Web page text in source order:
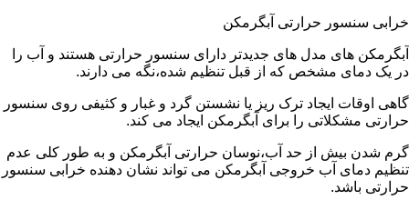
خرابی سنسور حرارتی آبگرمکن
آبگرمکن های مدل های جدیدتر دارای سنسور حرارتی هستند و آب را
در یک دمای مشخص که از قبل تنظیم شده،نگه می دارند.
گاهی اوقات ایجاد ترک ریز یا نشستن گرد و غبار و کثیفی روی سنسور
حرارتی مشکلاتی را برای آبگرمکن ایجاد می کند.
گرم شدن بیش از حد آب،نوسان حرارتی آبگرمکن و به طور کلی عدم
تنظیم دمای آب خروجی آبگرمکن می تواند نشان دهنده خرابی سنسور
حرارتی باشد.